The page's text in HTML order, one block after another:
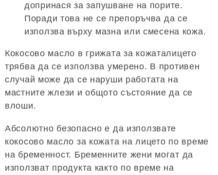
допринася за запушване на порите.
Поради това не се препоръчва да се
използва върху мазна или смесена кожа.
Кокосово масло в грижата за кожаталицето
трябва да се използва умерено. В противен
случай може да се наруши работата на
мастните жлези и общото състояние да се
влоши.
Абсолютно безопасно е да използвате
кокосово масло за кожата на лицето по време
на бременност. Бременните жени могат да
използват продукта както по време на